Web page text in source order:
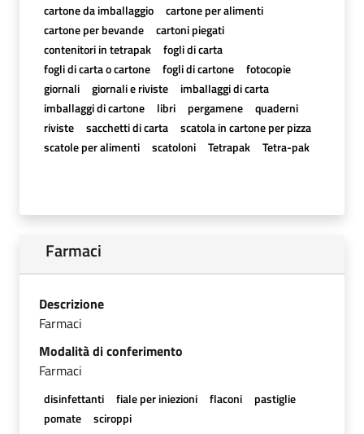
cartone da imballaggio
cartone per alimenti
cartone per bevande
cartoni piegati
contenitori in tetrapak
fogli di carta
fogli di carta o cartone
fogli di cartone
fotocopie
giornali
giornali e riviste
imballaggi di carta
imballaggi di cartone
libri pergamene
quaderni
riviste
sacchetti di carta
scatola in cartone per pizza
scatole per alimenti
scatoloni Tetrapak Tetra-pak
Farmaci
Descrizione
Farmaci
Modalità di conferimento
Farmaci
disinfettanti fiale per iniezioni flaconi
pastiglie
pomate
sciroppi